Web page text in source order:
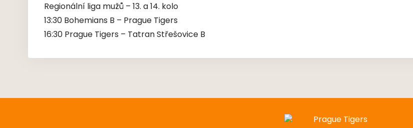
Regionální liga mužů – 13. a 14. kolo
13:30 Bohemians B – Prague Tigers
16:30 Prague Tigers – Tatran Střešovice B